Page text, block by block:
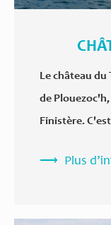
Le château
de
Finistère.
Plus